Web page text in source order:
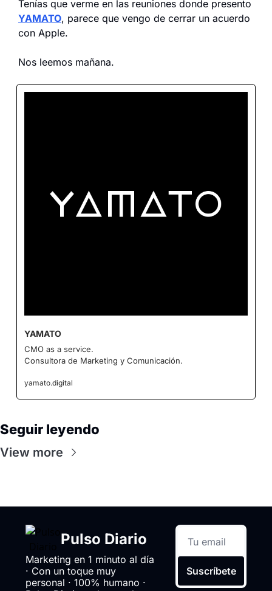
YAMATO, parece que vengo de cerrar un acuerdo
con Apple.
Nos leemos mañana.
YAMATO
CMO as a service.
Consultora de Marketing y Comunicación.
yamato.digital
Seguir leyendo
View more
Pulso Diario
Marketing en 1 minuto al día
· Con un toque muy
personal · 100% humano ·
Suscríbete